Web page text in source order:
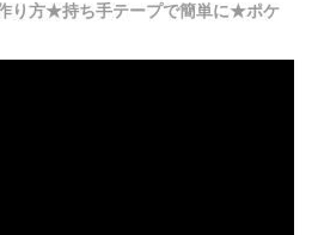
り方★持ち手テープで簡単に★ポケ